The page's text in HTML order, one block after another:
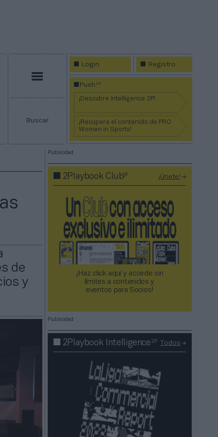
Buscar
Login Registro
Push2P
¡Descubre Intelligence 2P!
¡Recupera el contenido de PRO
Women in Sports!
de
y
Publicidad
2Playbook Club2P ¡Únete!
¡Haz click aquí y accede sin
límites a contenidos y
eventos para Socios!​​​​​​​
Publicidad
2Playbook Intelligence2P Todos